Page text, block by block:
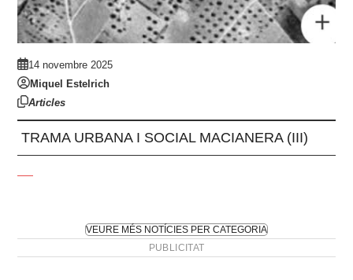
14 novembre 2025
Miquel Estelrich
Articles
TRAMA URBANA I SOCIAL MACIANERA (III)
VEURE MÉS NOTÍCIES PER CATEGORIA
PUBLICITAT